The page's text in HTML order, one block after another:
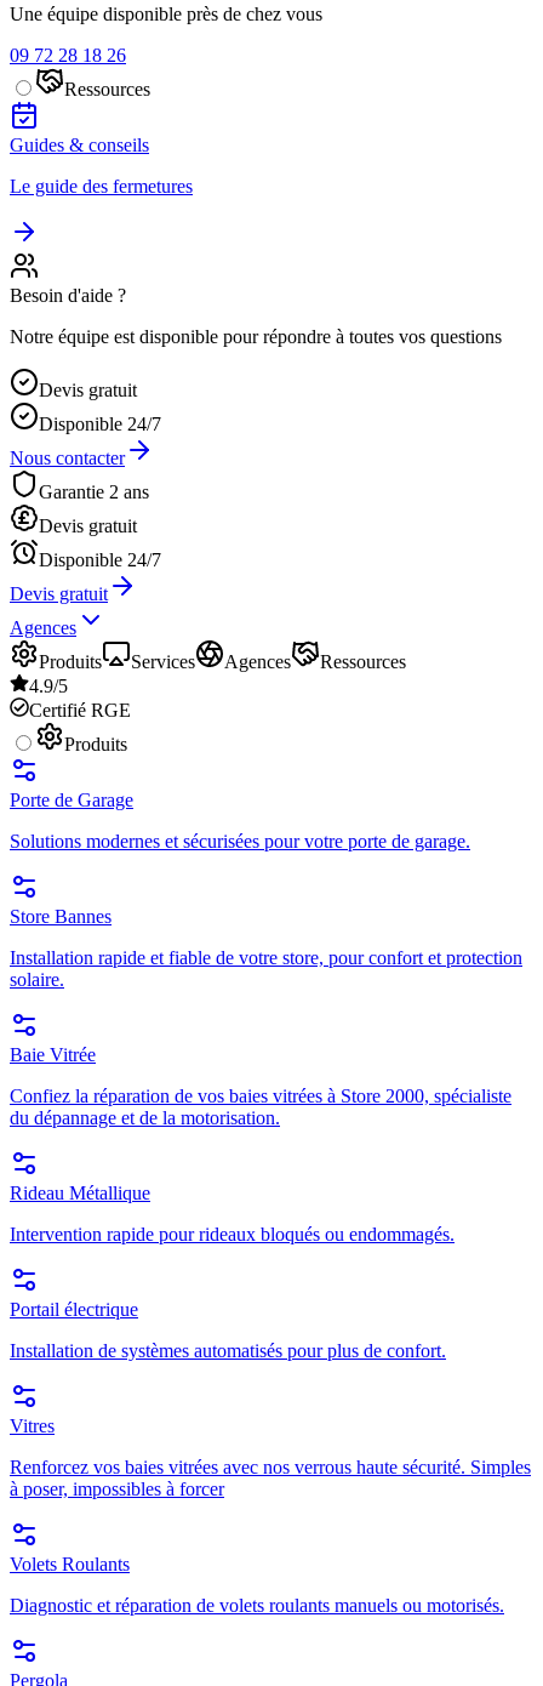
Une équipe disponible près de chez vous
09 72 28 18 26
Ressources
Guides & conseils
Le guide des fermetures
Besoin d'aide ?
Notre équipe est disponible pour répondre à toutes vos questions
Devis gratuit
Disponible 24/7
Nous contacter
Garantie 2 ans
Devis gratuit
Disponible 24/7
Devis gratuit
Agences
Produits
Services Agences
Ressources
4.9/5
Certifié RGE
Produits
Porte de Garage
Solutions modernes et sécurisées pour votre porte de garage.
Store Bannes
Installation rapide et fiable de votre store, pour confort et protection
solaire.
Baie Vitrée
Confiez la réparation de vos baies vitrées à Store 2000, spécialiste
du dépannage et de la motorisation.
Rideau Métallique
Intervention rapide pour rideaux bloqués ou endommagés.
Portail électrique
Installation de systèmes automatisés pour plus de confort.
Vitres
Renforcez vos baies vitrées avec nos verrous haute sécurité. Simples
à poser, impossibles à forcer
Volets Roulants
Diagnostic et réparation de volets roulants manuels ou motorisés.
Pergola